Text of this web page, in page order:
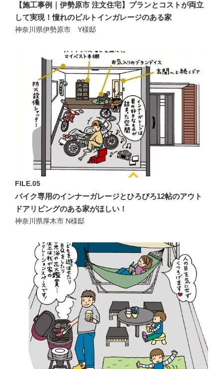
【施工事例｜伊勢原市 注文住宅】プランとコストが両立
して実現！憧れのビルトインガレージのある家
神奈川県伊勢原市 Y様邸
FILE.05
バイク専用のインナーガレージとひろびろ12帖のアウト
ドアリビングのある家がほしい！
神奈川県厚木市 N様邸